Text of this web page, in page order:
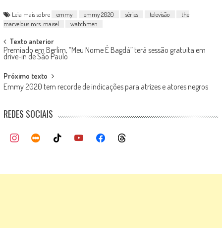
Leia mais sobre emmy emmy 2020 séries televisão
the
marvelous mrs. maisel
watchmen
Post
navigation
Texto anterior
Premiado em Berlim, “Meu Nome É Bagdá” terá sessão gratuita em
drive-in de São Paulo
Próximo texto
Emmy 2020 tem recorde de indicações para atrizes e atores negros
REDES SOCIAIS